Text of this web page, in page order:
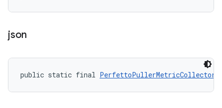
json
public static final